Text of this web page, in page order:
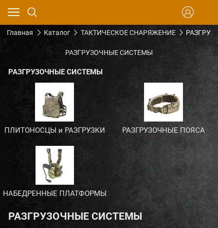
Главная Каталог ТАКТИЧЕСКОЕ СНАРЯЖЕНИЕ
РАЗГРУЗОЧНЫЕ СИСТЕМЫ
РАЗГРУЗОЧНЫЕ СИСТЕМЫ
ПЛИТОНОСЦЫ и РАЗГРУЗКИ РАЗГРУЗОЧНЫЕ ПОЯСА
НАБЕДРЕННЫЕ ПЛАТФОРМЫ
РАЗГРУЗОЧНЫЕ СИСТЕМЫ